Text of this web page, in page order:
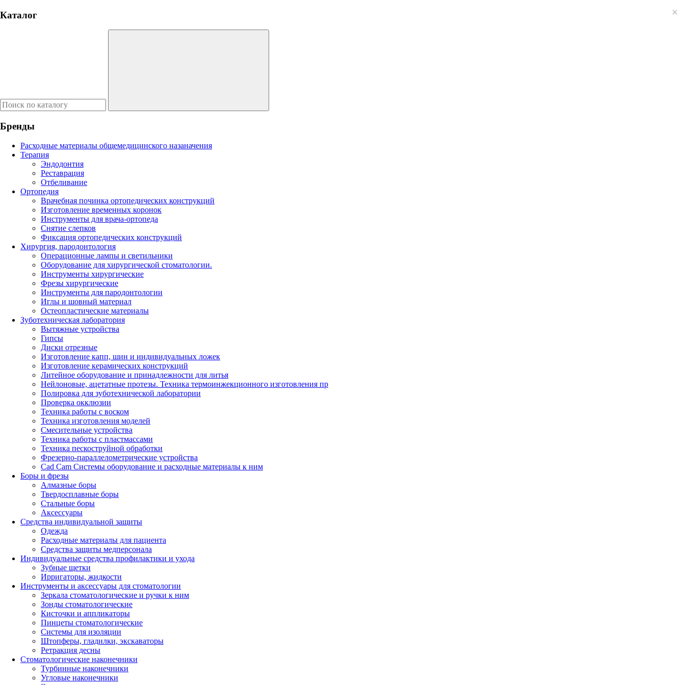
Каталог
Бренды
Расходные материалы общемедицинского назаначения
Терапия
Эндодонтия
Реставрация
Отбеливание
Ортопедия
Врачебная починка ортопедических конструкций
Изготовление временных коронок
Инструменты для врача-ортопеда
Снятие слепков
Фиксация ортопедических конструкций
Хирургия, пародонтология
Операционные лампы и светильники
Оборудование для хирургической стоматологии.
Инструменты хирургические
Фрезы хирургические
Инструменты для пародонтологии
Иглы и шовный материал
Остеопластические материалы
Зуботехническая лаборатория
Вытяжные устройства
Гипсы
Диски отрезные
Изготовление капп, шин и индивидуальных ложек
Изготовление керамических конструкций
Литейное оборудование и принадлежности для литья
Нейлоновые, ацетатные протезы. Техника термоинжекционного изготовления пр
Полировка для зуботехнической лаборатории
Проверка окклюзии
Техника работы с воском
Техника изготовления моделей
Смесительные устройства
Техника работы с пластмассами
Техника пескоструйной обработки
Фрезерно-параллелометрические устройства
Cad Cam Системы оборудование и расходные материалы к ним
Боры и фрезы
Алмазные боры
Твердосплавные боры
Стальные боры
Аксессуары
Средства индивидуальной защиты
Одежда
Расходные материалы для пациента
Средства защиты медперсонала
Индивидуальные средства профилактики и ухода
Зубные щетки
Ирригаторы, жидкости
Инструменты и аксессуары для стоматологии
Зеркала стоматологические и ручки к ним
Зонды стоматологические
Кисточки и аппликаторы
Пинцеты стоматологические
Системы для изоляции
Штопферы, гладилки, экскаваторы
Ретракция десны
Стоматологические наконечники
Турбинные наконечники
Угловые наконечники